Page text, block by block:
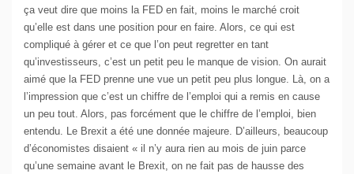
ça veut dire que moins la FED en fait, moins le marché croit
qu’elle est dans une position pour en faire. Alors, ce qui est
compliqué à gérer et ce que l’on peut regretter en tant
qu’investisseurs, c’est un petit peu le manque de vision. On aurait
aimé que la FED prenne une vue un petit peu plus longue. Là, on a
l’impression que c’est un chiffre de l’emploi qui a remis en cause
un peu tout. Alors, pas forcément que le chiffre de l’emploi, bien
entendu. Le Brexit a été une donnée majeure. D’ailleurs, beaucoup
d’économistes disaient « il n’y aura rien au mois de juin parce
qu’une semaine avant le Brexit, on ne fait pas de hausse des